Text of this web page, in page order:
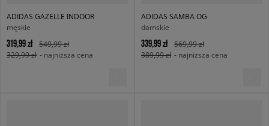
ADIDAS GAZELLE INDOOR
męskie
319,99 zł
549,99 zł
329,99 zł - najniższa cena
ADIDAS SAMBA OG
damskie
339,99 zł
569,99 zł
389,99 zł - najniższa cena